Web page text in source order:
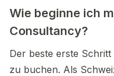
Wie beginne ich
Consultancy?
Der beste erste Schritt
zu buchen. Als